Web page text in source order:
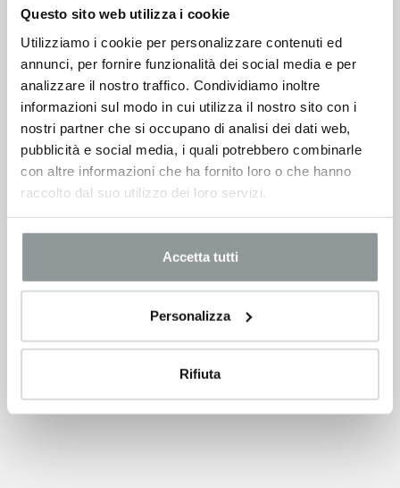
Questo sito web utilizza i cookie
Utilizziamo i cookie per personalizzare contenuti ed
annunci, per fornire funzionalità dei social media e per
analizzare il nostro traffico. Condividiamo inoltre
informazioni sul modo in cui utilizza il nostro sito con i
nostri partner che si occupano di analisi dei dati web,
pubblicità e social media, i quali potrebbero combinarle
con altre informazioni che ha fornito loro o che hanno
raccolto dal suo utilizzo dei loro servizi.
Accetta tutti
Personalizza
Rifiuta